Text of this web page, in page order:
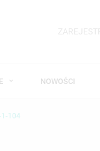
NOWOŚCI
104